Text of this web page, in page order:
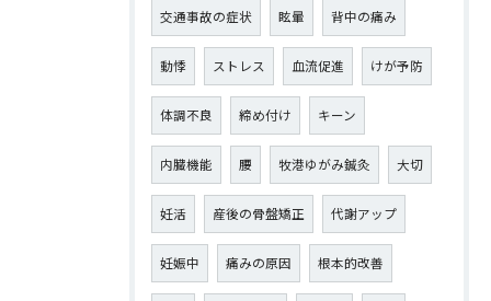
交通事故の症状 眩暈 背中の痛み
動悸 ストレス 血流促進 けが予防
体調不良 締め付け キーン
内臓機能 腰 牧港ゆがみ鍼灸 大切
妊活 産後の骨盤矯正 代謝アップ
妊娠中 痛みの原因 根本的改善